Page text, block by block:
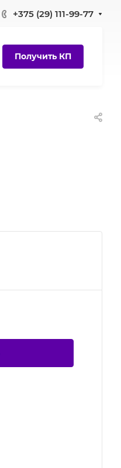
+375 (29) 111-99-77
Получить КП